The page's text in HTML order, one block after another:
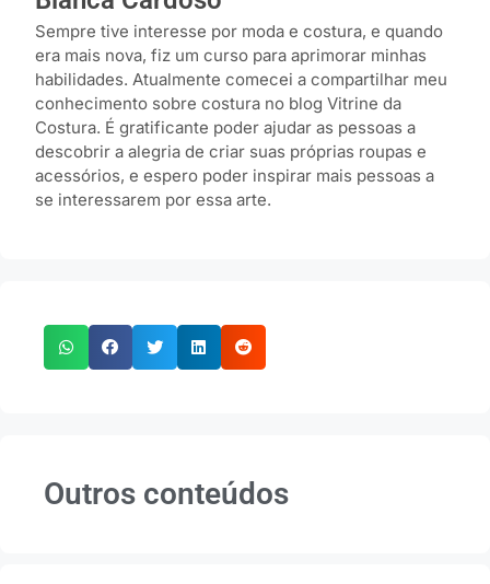
Sempre tive interesse por moda e costura, e quando
era mais nova, fiz um curso para aprimorar minhas
habilidades. Atualmente comecei a compartilhar meu
conhecimento sobre costura no blog Vitrine da
Costura. É gratificante poder ajudar as pessoas a
descobrir a alegria de criar suas próprias roupas e
acessórios, e espero poder inspirar mais pessoas a
se interessarem por essa arte.
Outros conteúdos